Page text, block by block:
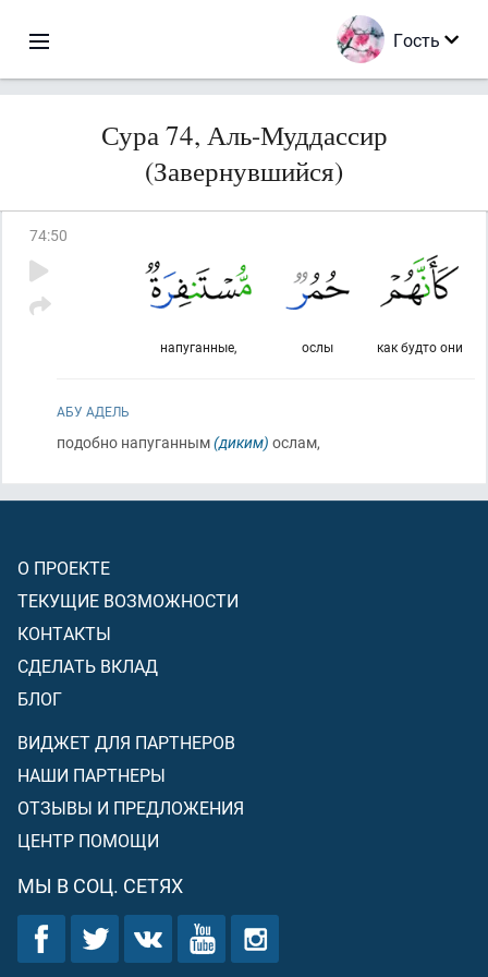
Гость
Сура 74, Аль-Муддассир
(Завернувшийся)
74:50
как будто они
ослы
напуганные,
АБУ АДЕЛЬ
подобно напуганным(диким) ослам,
О ПРОЕКТЕ
ТЕКУЩИЕ ВОЗМОЖНОСТИ
КОНТАКТЫ
СДЕЛАТЬ ВКЛАД
БЛОГ
ВИДЖЕТ ДЛЯ ПАРТНЕРОВ
НАШИ ПАРТНЕРЫ
ОТЗЫВЫ И ПРЕДЛОЖЕНИЯ
ЦЕНТР ПОМОЩИ
МЫ В СОЦ. СЕТЯХ